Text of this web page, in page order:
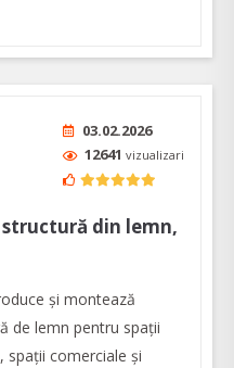
03.02.2026
12641 vizualizari
structură din lemn,
și montează
de lemn pentru spații
spații comerciale și